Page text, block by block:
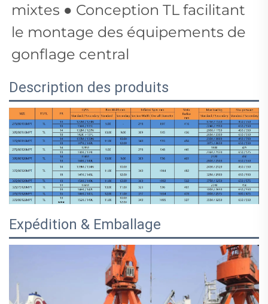
mixtes ● Conception TL facilitant
le montage des équipements de
gonflage central
Description des produits
Expédition & Emballage